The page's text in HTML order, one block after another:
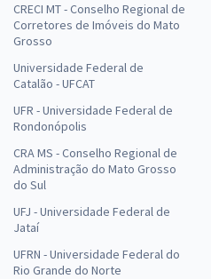
CRECI MT - Conselho Regional de
Corretores de Imóveis do Mato
Grosso
Universidade Federal de
Catalão - UFCAT
UFR - Universidade Federal de
Rondonópolis
CRA MS - Conselho Regional de
Administração do Mato Grosso
do Sul
UFJ - Universidade Federal de
Jataí
UFRN - Universidade Federal do
Rio Grande do Norte